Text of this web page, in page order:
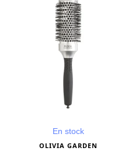
En stock
OLIVIA GARDEN